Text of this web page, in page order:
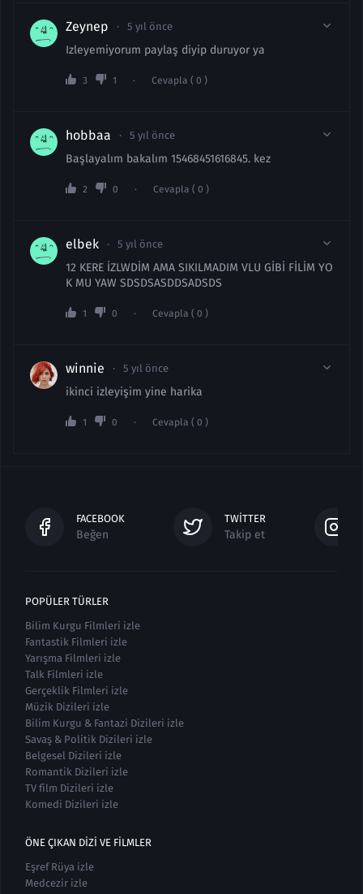
Zeynep 5 yıl önce
Izleyemiyorum paylaş diyip duruyor ya
3 1 Cevapla ( 0 )
hobbaa 5 yıl önce
Başlayalım bakalım 15468451616845. kez
2 0 Cevapla ( 0 )
elbek 5 yıl önce
12 KERE İZLWDİM AMA SIKILMADIM VLU GİBİ FİLİM YO
K MU YAW SDSDSASDDSADSDS
1 0 Cevapla ( 0 )
winnie 5 yıl önce
ikinci izleyişim yine harika
1 0 Cevapla ( 0 )
FACEBOOK
Beğen
TWITTER
Takip et
POPÜLER TÜRLER
Bilim Kurgu Filmleri izle
Fantastik Filmleri izle
Yarışma Filmleri izle
Talk Filmleri izle
Gerçeklik Filmleri izle
Müzik Dizileri izle
Bilim Kurgu & Fantazi Dizileri izle
Savaş & Politik Dizileri izle
Belgesel Dizileri izle
Romantik Dizileri izle
TV film Dizileri izle
Komedi Dizileri izle
ÖNE ÇIKAN DIZI VE FILMLER
Eşref Rüya izle
Medcezir izle